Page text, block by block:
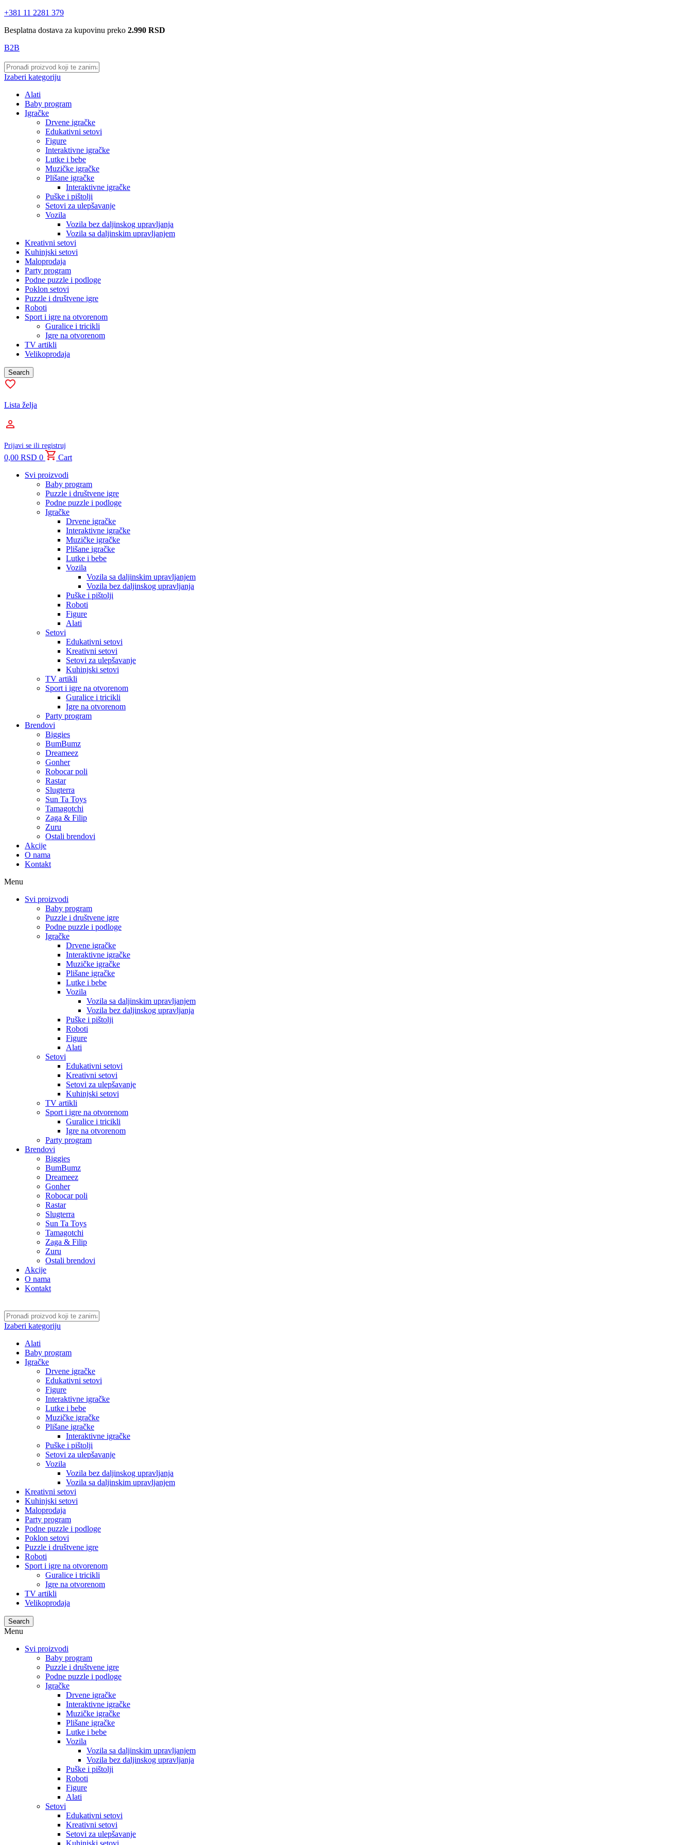
+381 11 2281 379
Besplatna dostava za kupovinu preko 2.990 RSD
B2B
Izaberi kategoriju
Alati
Baby program
Igračke
Drvene igračke
Edukativni setovi
Figure
Interaktivne igračke
Lutke i bebe
Muzičke igračke
Plišane igračke
Interaktivne igračke
Puške i pištolji
Setovi za ulepšavanje
Vozila
Vozila bez daljinskog upravljanja
Vozila sa daljinskim upravljanjem
Kreativni setovi
Kuhinjski setovi
Maloprodaja
Party program
Podne puzzle i podloge
Poklon setovi
Puzzle i društvene igre
Roboti
Sport i igre na otvorenom
Guralice i tricikli
Igre na otvorenom
TV artikli
Velikoprodaja
Search
Lista želja
Prijavi se ili registruj
0,00 RSD 0
Cart
Svi proizvodi
Baby program
Puzzle i društvene igre
Podne puzzle i podloge
Igračke
Drvene igračke
Interaktivne igračke
Muzičke igračke
Plišane igračke
Lutke i bebe
Vozila
Vozila sa daljinskim upravljanjem
Vozila bez daljinskog upravljanja
Puške i pištolji
Roboti
Figure
Alati
Setovi
Edukativni setovi
Kreativni setovi
Setovi za ulepšavanje
Kuhinjski setovi
TV artikli
Sport i igre na otvorenom
Guralice i tricikli
Igre na otvorenom
Party program
Brendovi
Biggies
BumBumz
Dreameez
Gonher
Robocar poli
Rastar
Slugterra
Sun Ta Toys
Tamagotchi
Zaga & Filip
Zuru
Ostali brendovi
Akcije
O nama
Kontakt
Menu
Svi proizvodi
Baby program
Puzzle i društvene igre
Podne puzzle i podloge
Igračke
Drvene igračke
Interaktivne igračke
Muzičke igračke
Plišane igračke
Lutke i bebe
Vozila
Vozila sa daljinskim upravljanjem
Vozila bez daljinskog upravljanja
Puške i pištolji
Roboti
Figure
Alati
Setovi
Edukativni setovi
Kreativni setovi
Setovi za ulepšavanje
Kuhinjski setovi
TV artikli
Sport i igre na otvorenom
Guralice i tricikli
Igre na otvorenom
Party program
Brendovi
Biggies
BumBumz
Dreameez
Gonher
Robocar poli
Rastar
Slugterra
Sun Ta Toys
Tamagotchi
Zaga & Filip
Zuru
Ostali brendovi
Akcije
O nama
Kontakt
Izaberi kategoriju
Alati
Baby program
Igračke
Drvene igračke
Edukativni setovi
Figure
Interaktivne igračke
Lutke i bebe
Muzičke igračke
Plišane igračke
Interaktivne igračke
Puške i pištolji
Setovi za ulepšavanje
Vozila
Vozila bez daljinskog upravljanja
Vozila sa daljinskim upravljanjem
Kreativni setovi
Kuhinjski setovi
Maloprodaja
Party program
Podne puzzle i podloge
Poklon setovi
Puzzle i društvene igre
Roboti
Sport i igre na otvorenom
Guralice i tricikli
Igre na otvorenom
TV artikli
Velikoprodaja
Search
Menu
Svi proizvodi
Baby program
Puzzle i društvene igre
Podne puzzle i podloge
Igračke
Drvene igračke
Interaktivne igračke
Muzičke igračke
Plišane igračke
Lutke i bebe
Vozila
Vozila sa daljinskim upravljanjem
Vozila bez daljinskog upravljanja
Puške i pištolji
Roboti
Figure
Alati
Setovi
Edukativni setovi
Kreativni setovi
Setovi za ulepšavanje
Kuhinjski setovi